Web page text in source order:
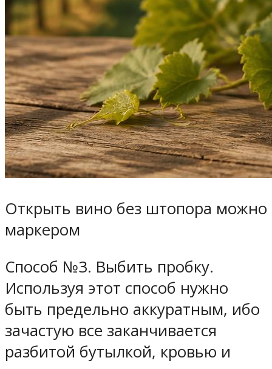
Открыть вино без штопора можно
маркером
Способ №3. Выбить пробку.
Используя этот способ нужно
быть предельно аккуратным, ибо
зачастую все заканчивается
разбитой бутылкой, кровью и